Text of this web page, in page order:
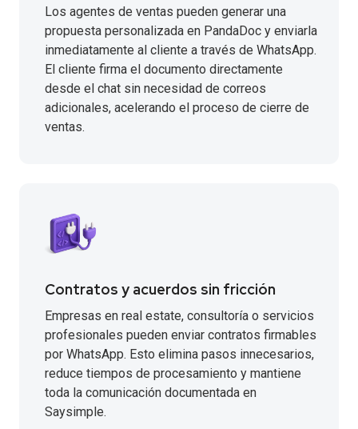
Los agentes de ventas pueden generar una
propuesta personalizada en PandaDoc y enviarla
inmediatamente al cliente a través de WhatsApp.
El cliente firma el documento directamente
desde el chat sin necesidad de correos
adicionales, acelerando el proceso de cierre de
ventas.
Contratos y acuerdos sin fricción
Empresas en real estate, consultoría o servicios
profesionales pueden enviar contratos firmables
por WhatsApp. Esto elimina pasos innecesarios,
reduce tiempos de procesamiento y mantiene
toda la comunicación documentada en
Saysimple.